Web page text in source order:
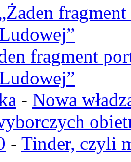
fragment
- Nowa
- Tinder, czyli